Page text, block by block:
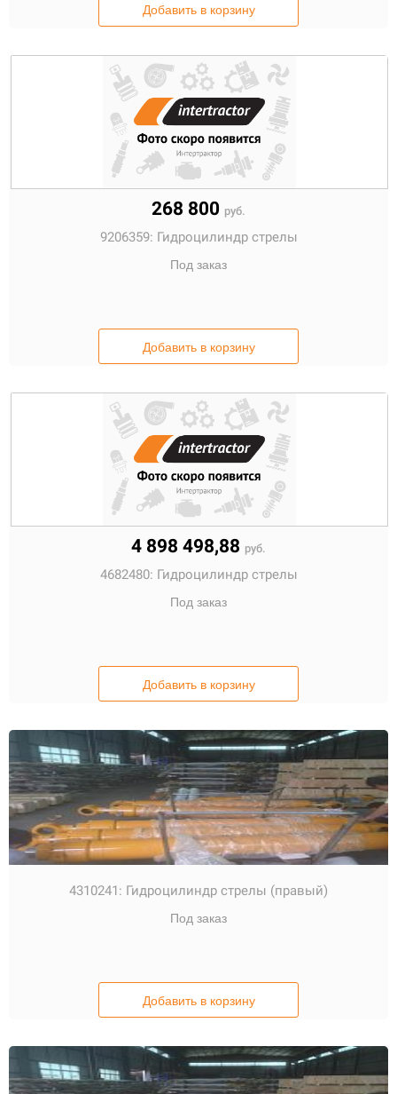
Добавить в корзину
268 800 руб.
9206359: Гидроцилиндр стрелы
Под заказ
Добавить в корзину
4 898 498,88 руб.
4682480: Гидроцилиндр стрелы
Под заказ
Добавить в корзину
4310241: Гидроцилиндр стрелы (правый)
Под заказ
Добавить в корзину